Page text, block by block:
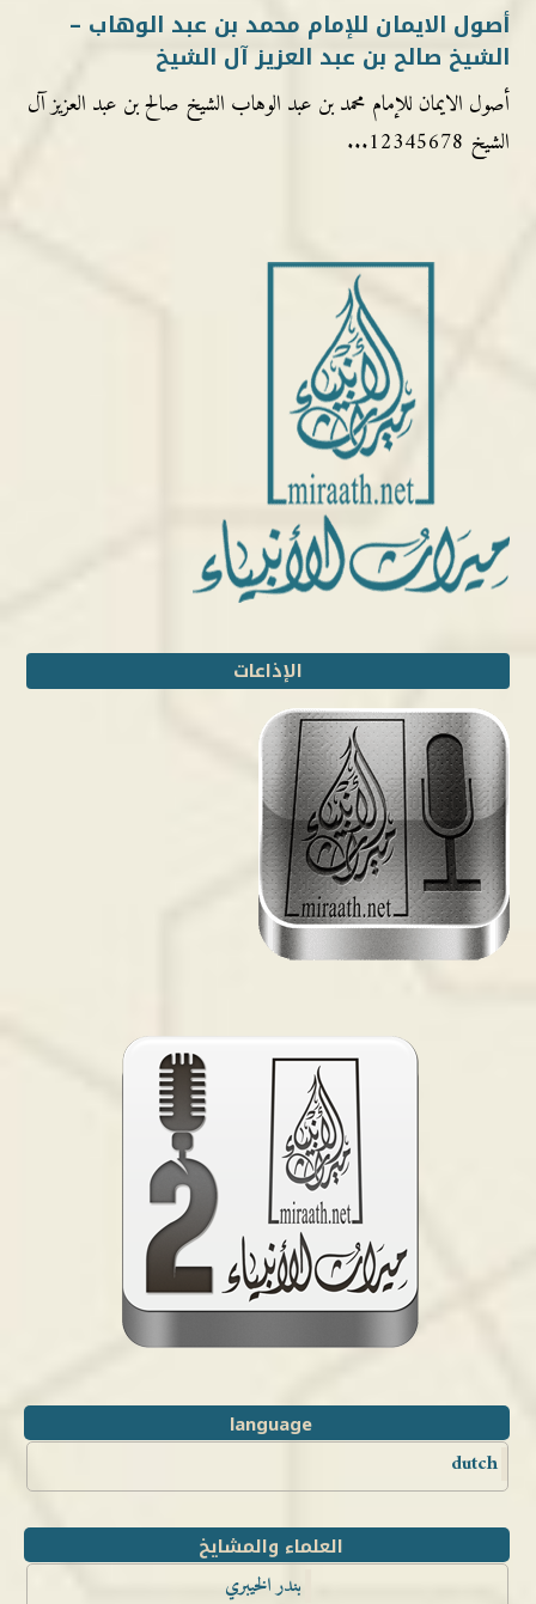
أصول الايمان للإمام محمد بن عبد الوهاب –
الشيخ صالح بن عبد العزيز آل الشيخ
أصول الايمان للإمام محمد بن عبد الوهاب الشيخ صالح بن عبد العزيز آل
الشيخ 12345678...
الإذاعات
language
dutch
العلماء والمشايخ
بندر الخيبري